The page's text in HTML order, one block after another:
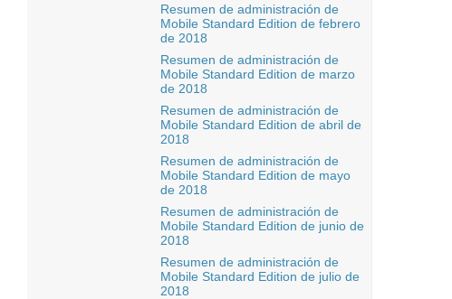
Resumen de administración de
Mobile Standard Edition de febrero
de 2018
Resumen de administración de
Mobile Standard Edition de marzo
de 2018
Resumen de administración de
Mobile Standard Edition de abril de
2018
Resumen de administración de
Mobile Standard Edition de mayo
de 2018
Resumen de administración de
Mobile Standard Edition de junio de
2018
Resumen de administración de
Mobile Standard Edition de julio de
2018